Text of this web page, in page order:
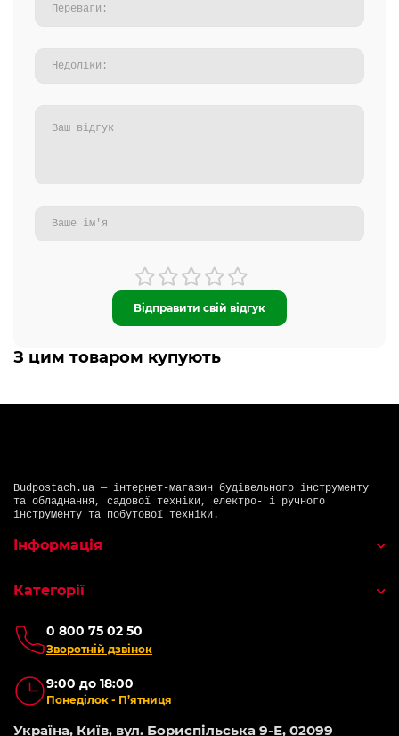
Відправити свій відгук
З цим товаром купують
Budpostach.ua — інтернет-магазин будівельного інструменту
та обладнання, садової техніки, електро- і ручного
інструменту та побутової техніки.
0 800 75 02 50
Зворотній дзвінок
9:00 до 18:00
Понеділок - П’ятниця
Україна, Київ, вул. Бориспільська 9-Е, 02099
Інформація
Категорії